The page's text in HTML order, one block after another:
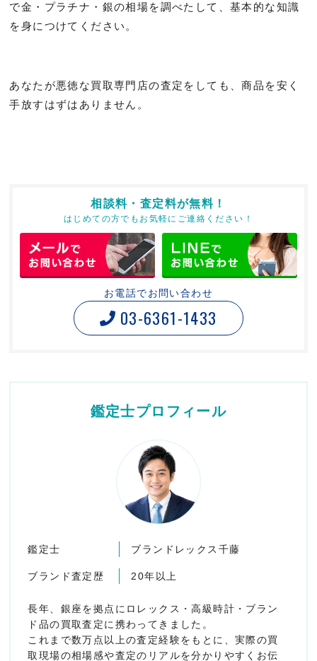
で金・プラチナ・銀の相場を調べたして、基本的な知識
を身につけてください。
あなたが悪徳な買取専門店の査定をしても、商品を安く
手放すはずはありません。
相談料・査定料が無料！
はじめての方でもお気軽にご連絡ください！
お電話でお問い合わせ
03-6361-1433
鑑定士プロフィール
鑑定士 ブランドレックス千藤
ブランド査定歴 20年以上
長年、銀座を拠点にロレックス・高級時計・ブラン
ド品の買取査定に携わってきました。
これまで数万点以上の査定経験をもとに、実際の買
取現場の相場感や査定のリアルを分かりやすくお伝